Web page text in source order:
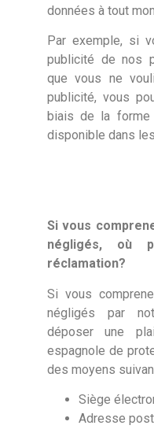
données à tout
Par exemple, si
publicité de nos
que vous ne
publicité, vous
biais de la forme
disponible dans
Si vous
négligés, où
réclamation?
Si vous
négligés par
déposer une
espagnole de
des moyens
Siège
Adresse